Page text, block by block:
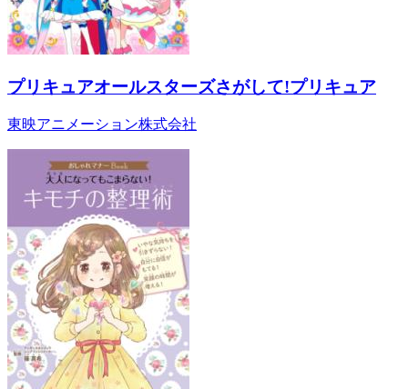
プリキュアオールスターズさがして!プリキュア
東映アニメーション株式会社